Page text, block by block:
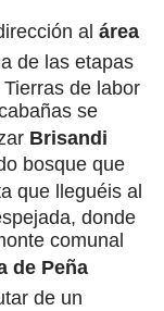
al área
de las etapas
de labor
se
Brisandi
bosque que
que lleguéis al
donde
comunal
de Peña
de un